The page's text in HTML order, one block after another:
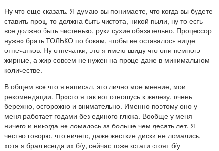
Ну что еще сказать. Я думаю вы понимаете, что когда вы будете
ставить проц, то должна быть чистота, никой пыли, ну то есть
все должно быть чистенько, руки сухие обязательно. Процессор
нужно брать ТОЛЬКО по бокам, чтобы не оставалось нигде
отпечатков. Ну отпечатки, это я имею ввиду что они немного
жирные, а жир совсем не нужен на проце даже в минимальном
количестве.
В общем все что я написал, это лично мое мнение, мои
рекомендации. Просто я так вот отношусь к железу, очень
бережно, осторожно и внимательно. Именно поэтому оно у
меня работает годами без единого глюка. Вообще у меня
ничего и никогда не ломалось за больше чем десять лет. Я
честно говорю, что ничего, даже жесткие диски не ломались,
хотя я брал всегда их б/у, сейчас тоже кстати стоят б/у